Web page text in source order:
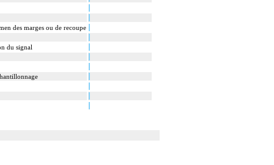
des marges ou de recoupe
du signal